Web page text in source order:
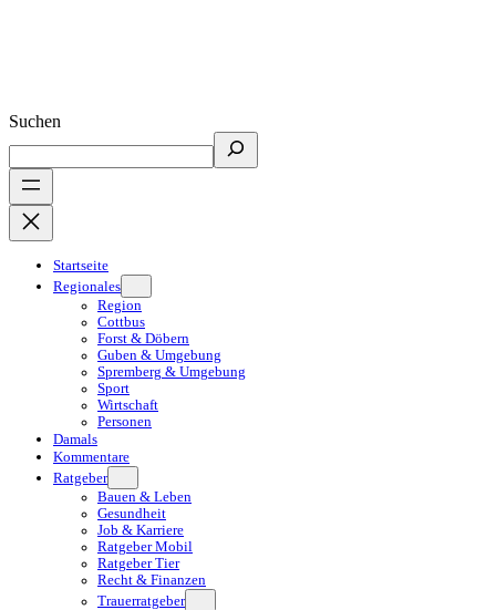
Suchen
Startseite
Regionales
Region
Cottbus
Forst & Döbern
Guben & Umgebung
Spremberg & Umgebung
Sport
Wirtschaft
Personen
Damals
Kommentare
Ratgeber
Bauen & Leben
Gesundheit
Job & Karriere
Ratgeber Mobil
Ratgeber Tier
Recht & Finanzen
Trauerratgeber